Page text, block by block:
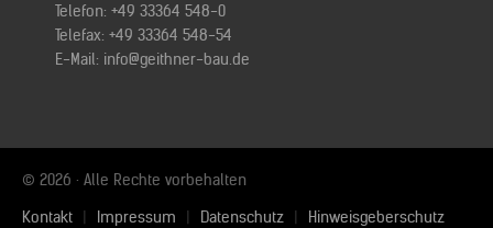
Telefon: +49 33364 548-0
Telefax: +49 33364 548-54
E-Mail: info@geithner-bau.de
© 2026 · Alle Rechte vorbehalten
Kontakt | Impressum | Datenschutz | Hinweisgeberschutz